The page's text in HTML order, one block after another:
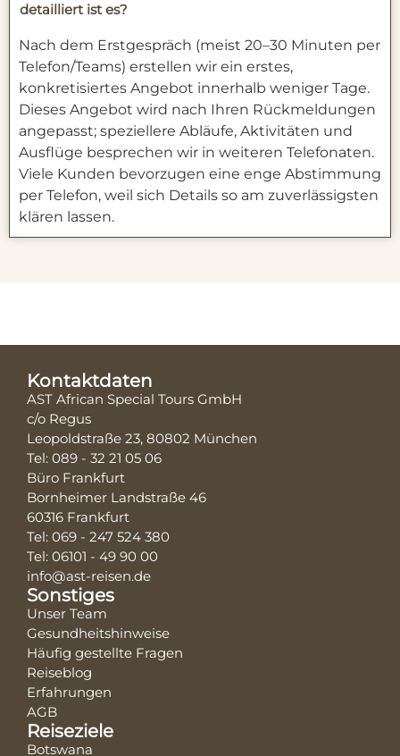
detailliert ist es?
Nach dem Erstgespräch (meist 20–30 Minuten per
Telefon/Teams) erstellen wir ein erstes,
konkretisiertes Angebot innerhalb weniger Tage.
Dieses Angebot wird nach Ihren Rückmeldungen
angepasst; speziellere Abläufe, Aktivitäten und
Ausflüge besprechen wir in weiteren Telefonaten.
Viele Kunden bevorzugen eine enge Abstimmung
per Telefon, weil sich Details so am zuverlässigsten
klären lassen.
Kontaktdaten
AST African Special Tours GmbH
c/o Regus
Leopoldstraße 23, 80802 München
Tel: 089 - 32 21 05 06
Büro Frankfurt
Bornheimer Landstraße 46
60316 Frankfurt
Tel: 069 - 247 524 380
Tel: 06101 - 49 90 00
info@ast-reisen.de
Sonstiges
Unser Team
Gesundheitshinweise
Häufig gestellte Fragen
Reiseblog
Erfahrungen
AGB
Reiseziele
Botswana